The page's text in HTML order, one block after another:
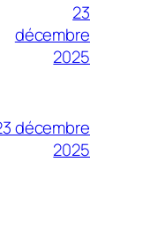
23
décembre
2025
décembre
2025